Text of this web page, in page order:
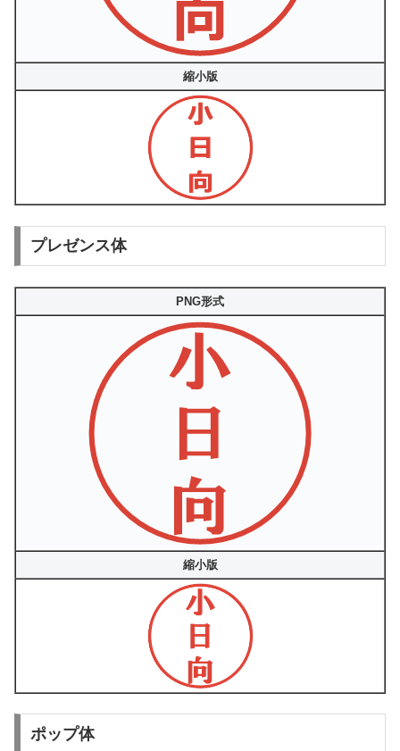
縮小版
プレゼンス体
PNG形式
縮小版
ポップ体